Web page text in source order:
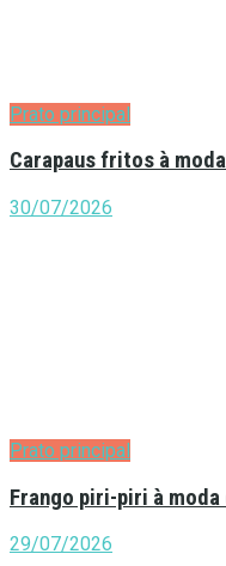
Prato principal
Carapaus fritos à
30/07/2026
Prato principal
Frango piri-piri à moda
29/07/2026